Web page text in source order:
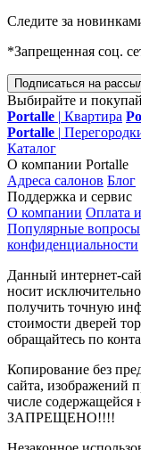
Следите за
*Запрещенная соц.
Подписаться на
Выбирайте и
Portalle | Квартира
Portalle |
Каталог
О компании Portalle
Адреса салонов Блог
Поддержка и сервис
О компании Оплата
Популярные вопросы
конфиденциальности
Данный интернет-
носит
получить точную
стоимости дверей
обращайтесь по
Копирование без
сайта, изображений
числе содержащейся
ЗАПРЕЩЕНО!!!!